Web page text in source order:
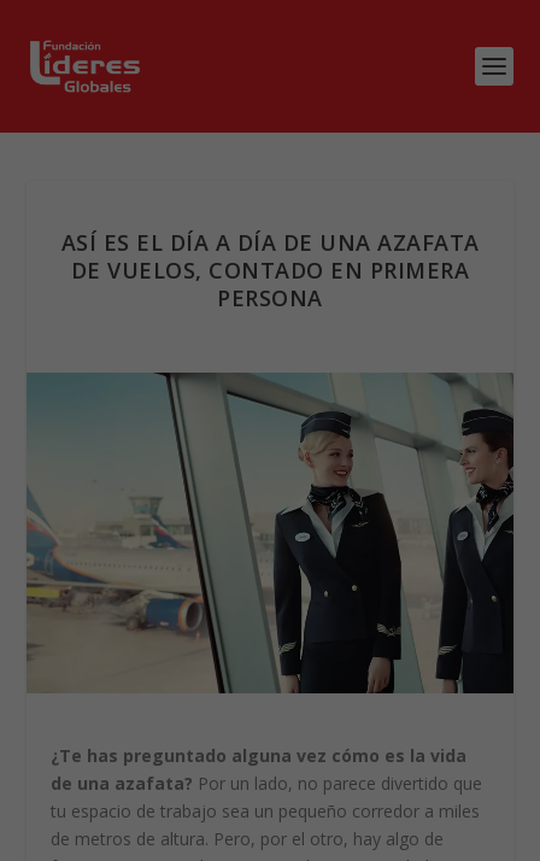
ASÍ ES EL DÍA A DÍA DE UNA AZAFATA
DE VUELOS, CONTADO EN PRIMERA
PERSONA
¿Te has preguntado alguna vez cómo es la vida
de una azafata? Por un lado, no parece divertido que
tu espacio de trabajo sea un pequeño corredor a miles
de metros de altura. Pero, por el otro, hay algo de